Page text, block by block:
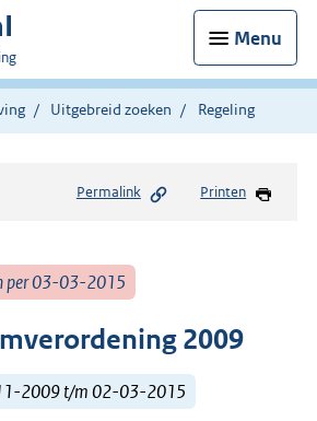
Menu
Uitgebreid zoeken Regeling
Permalink Printen
per 03-03-2015
2009
2009 t/m 02-03-2015